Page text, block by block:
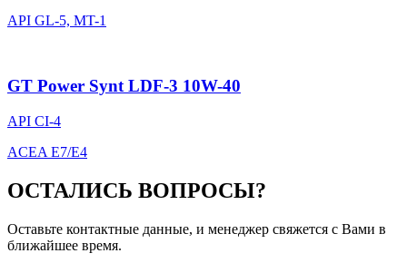
API GL-5, MT-1
GT Power Synt LDF-3 10W-40
API CI-4
ACEA E7/E4
ОСТАЛИСЬ ВОПРОСЫ?
Оставьте контактные данные, и менеджер свяжется с Вами в
ближайшее время.